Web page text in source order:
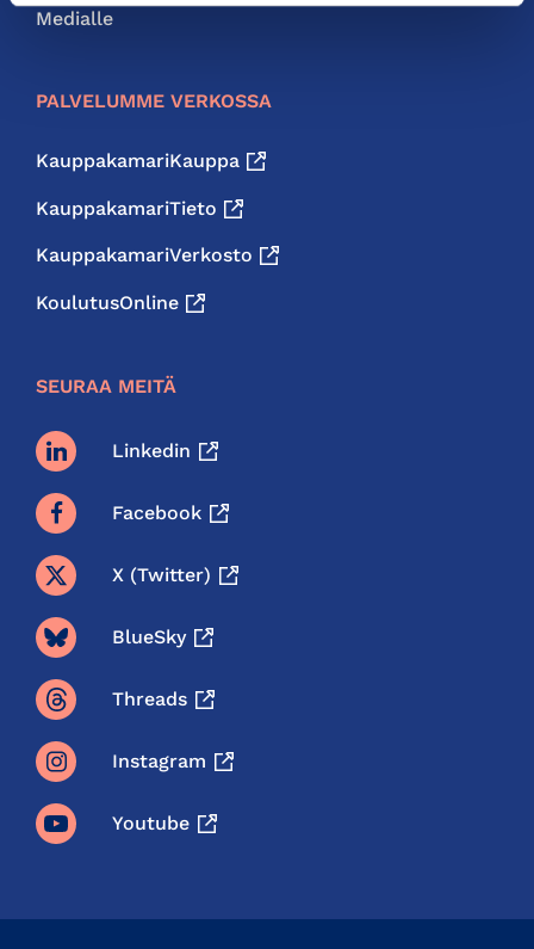
Medialle
PALVELUMME VERKOSSA
KauppakamariKauppa
KauppakamariTieto
KauppakamariVerkosto
KoulutusOnline
SEURAA MEITÄ
Linkedin
Facebook
X (twitter)
BlueSky
Threads
Instagram
Youtube